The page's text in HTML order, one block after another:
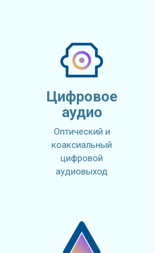
Цифровое
аудио
Оптический и
коаксиальный
цифровой
аудиовыход